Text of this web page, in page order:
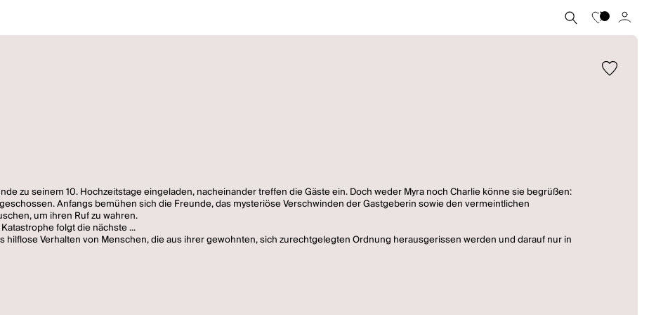
zu seinem 10. Hochzeitstage eingeladen, nacheinander treffen die Gäste ein. Doch weder Myra noch Charlie könne sie begrüßen:
Anfangs bemühen sich die Freunde, das mysteriöse Verschwinden der Gastgeberin sowie den vermeintlichen
um ihren Ruf zu wahren.
folgt die nächste ...
hilflose Verhalten von Menschen, die aus ihrer gewohnten, sich zurechtgelegten Ordnung herausgerissen werden und darauf nur in